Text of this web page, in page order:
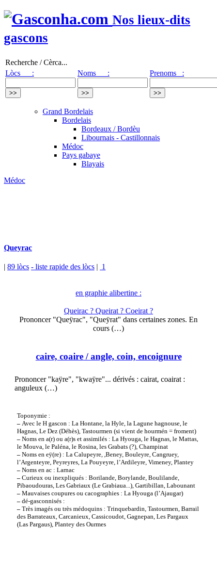
Nos lieux-dits
gascons
Recherche / Cèrca...
Lòcs :
Noms : Prenoms :
Grand Bordelais
Bordelais
Bordeaux / Bordèu
Libournais - Castillonnais
Médoc
Pays gabaye
Blayais
Médoc
Queyrac
| 89 lòcs - liste rapide des lòcs | 1
en graphie alibertine :
Queirac ? Queirat ? Coeirat ?
Prononcer "Queÿrac", "Queÿrat" dans certaines zones. En
cours (…)
caire, coaire/ angle, coin, encoignure
Prononcer "kaÿre", "kwaÿre"... dérivés : cairat, coairat :
anguleux (…)
Toponymie :
–Avec le H gascon : La Hontane, la Hyle, la Lagune hagnouse, le
Hagnas, Le Dez (Déhès), Tastourmen (si vient de hourmén = froment)
–Noms en a(r) ou a(r)s et assimilés : La Hyouga, le Hagnas, le Mattas,
le Mouva, le Paléna, le Rosina, les Grabats (?), Champinat
–Noms en eÿ(re) : La Calupeyre, ,Beney, Bouleyre, Cangruey,
l’Argenteyre, Peyreyres, La Pouyeyre, l’Ardileyre, Vimeney, Plantey
–Noms en ac : Larnac
–Curieux ou inexpliqués : Borilande, Borylande, Boulilande,
Pibaoudouras, Les Gabriaux (Le Grabiaua...), Gartibillan, Labounant
–Mauvaises coupures ou cacographies : La Hyouga (l’Ajaugar)
–dé-gasconnisés :
–Très imagés ou très médoquins : Trinquebardin, Tastourmen, Barrail
des Barrateaux, Carcanieux, Cassicoudot, Gagnepan, Les Pargaux
(Las Pargaus), Plantey des Ourmes